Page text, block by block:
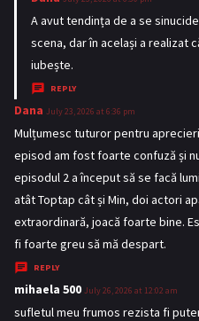
a
y
s
:
A avut tendința de a se
scena, dar în același a realizat
iubește.
REPLY
Dana s
a
y
s
:
July 23, 2026 at 6:36 pm
Mulțumesc tuturor pentru
episod am fost foarte confuză și
episodul 2 a început să se facă
atât Toptap cât și Min, doi actori
extraordinară, joacă foarte bine.
fi foarte greu să mă despart.
REPLY
mihaela 500s
a
July 26, 2026 at 12:02 am
sufletul meu frumos rezista fi